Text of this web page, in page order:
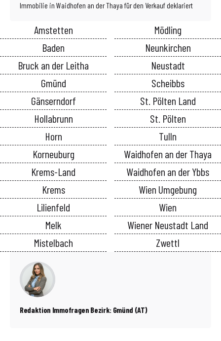
Immobilie in Waidhofen an der Thaya für den Verkauf deklariert
Amstetten
Baden
Bruck an der Leitha
Gmünd
Gänserndorf
Hollabrunn
Horn
Korneuburg
Krems-Land
Krems
Lilienfeld
Melk
Mistelbach
Mödling
Neunkirchen
Neustadt
Scheibbs
St. Pölten Land
St. Pölten
Tulln
Waidhofen an der Thaya
Waidhofen an der Ybbs
Wien Umgebung
Wien
Wiener Neustadt Land
Zwettl
Redaktion Immofragen Bezirk: Gmünd (AT)